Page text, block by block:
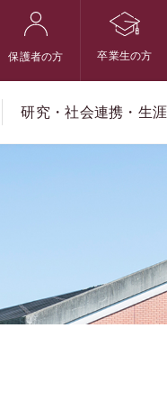
保護者の方 卒業生の方
研究・社会連携・生